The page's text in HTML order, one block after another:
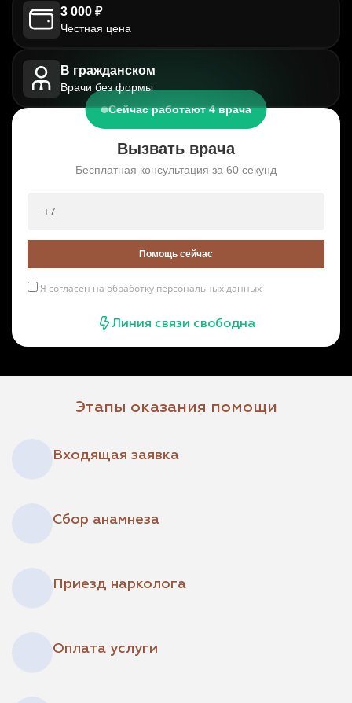
3 000 ₽
Честная цена
В гражданском
Врачи без формы
Сейчас работают 4 врача
Вызвать врача
Бесплатная консультация за 60 секунд
Помощь сейчас
Я согласен на обработку персональных данных
Линия связи свободна
Этапы оказания помощи
Входящая заявка
Сбор анамнеза
Приезд нарколога
Оплата услуги